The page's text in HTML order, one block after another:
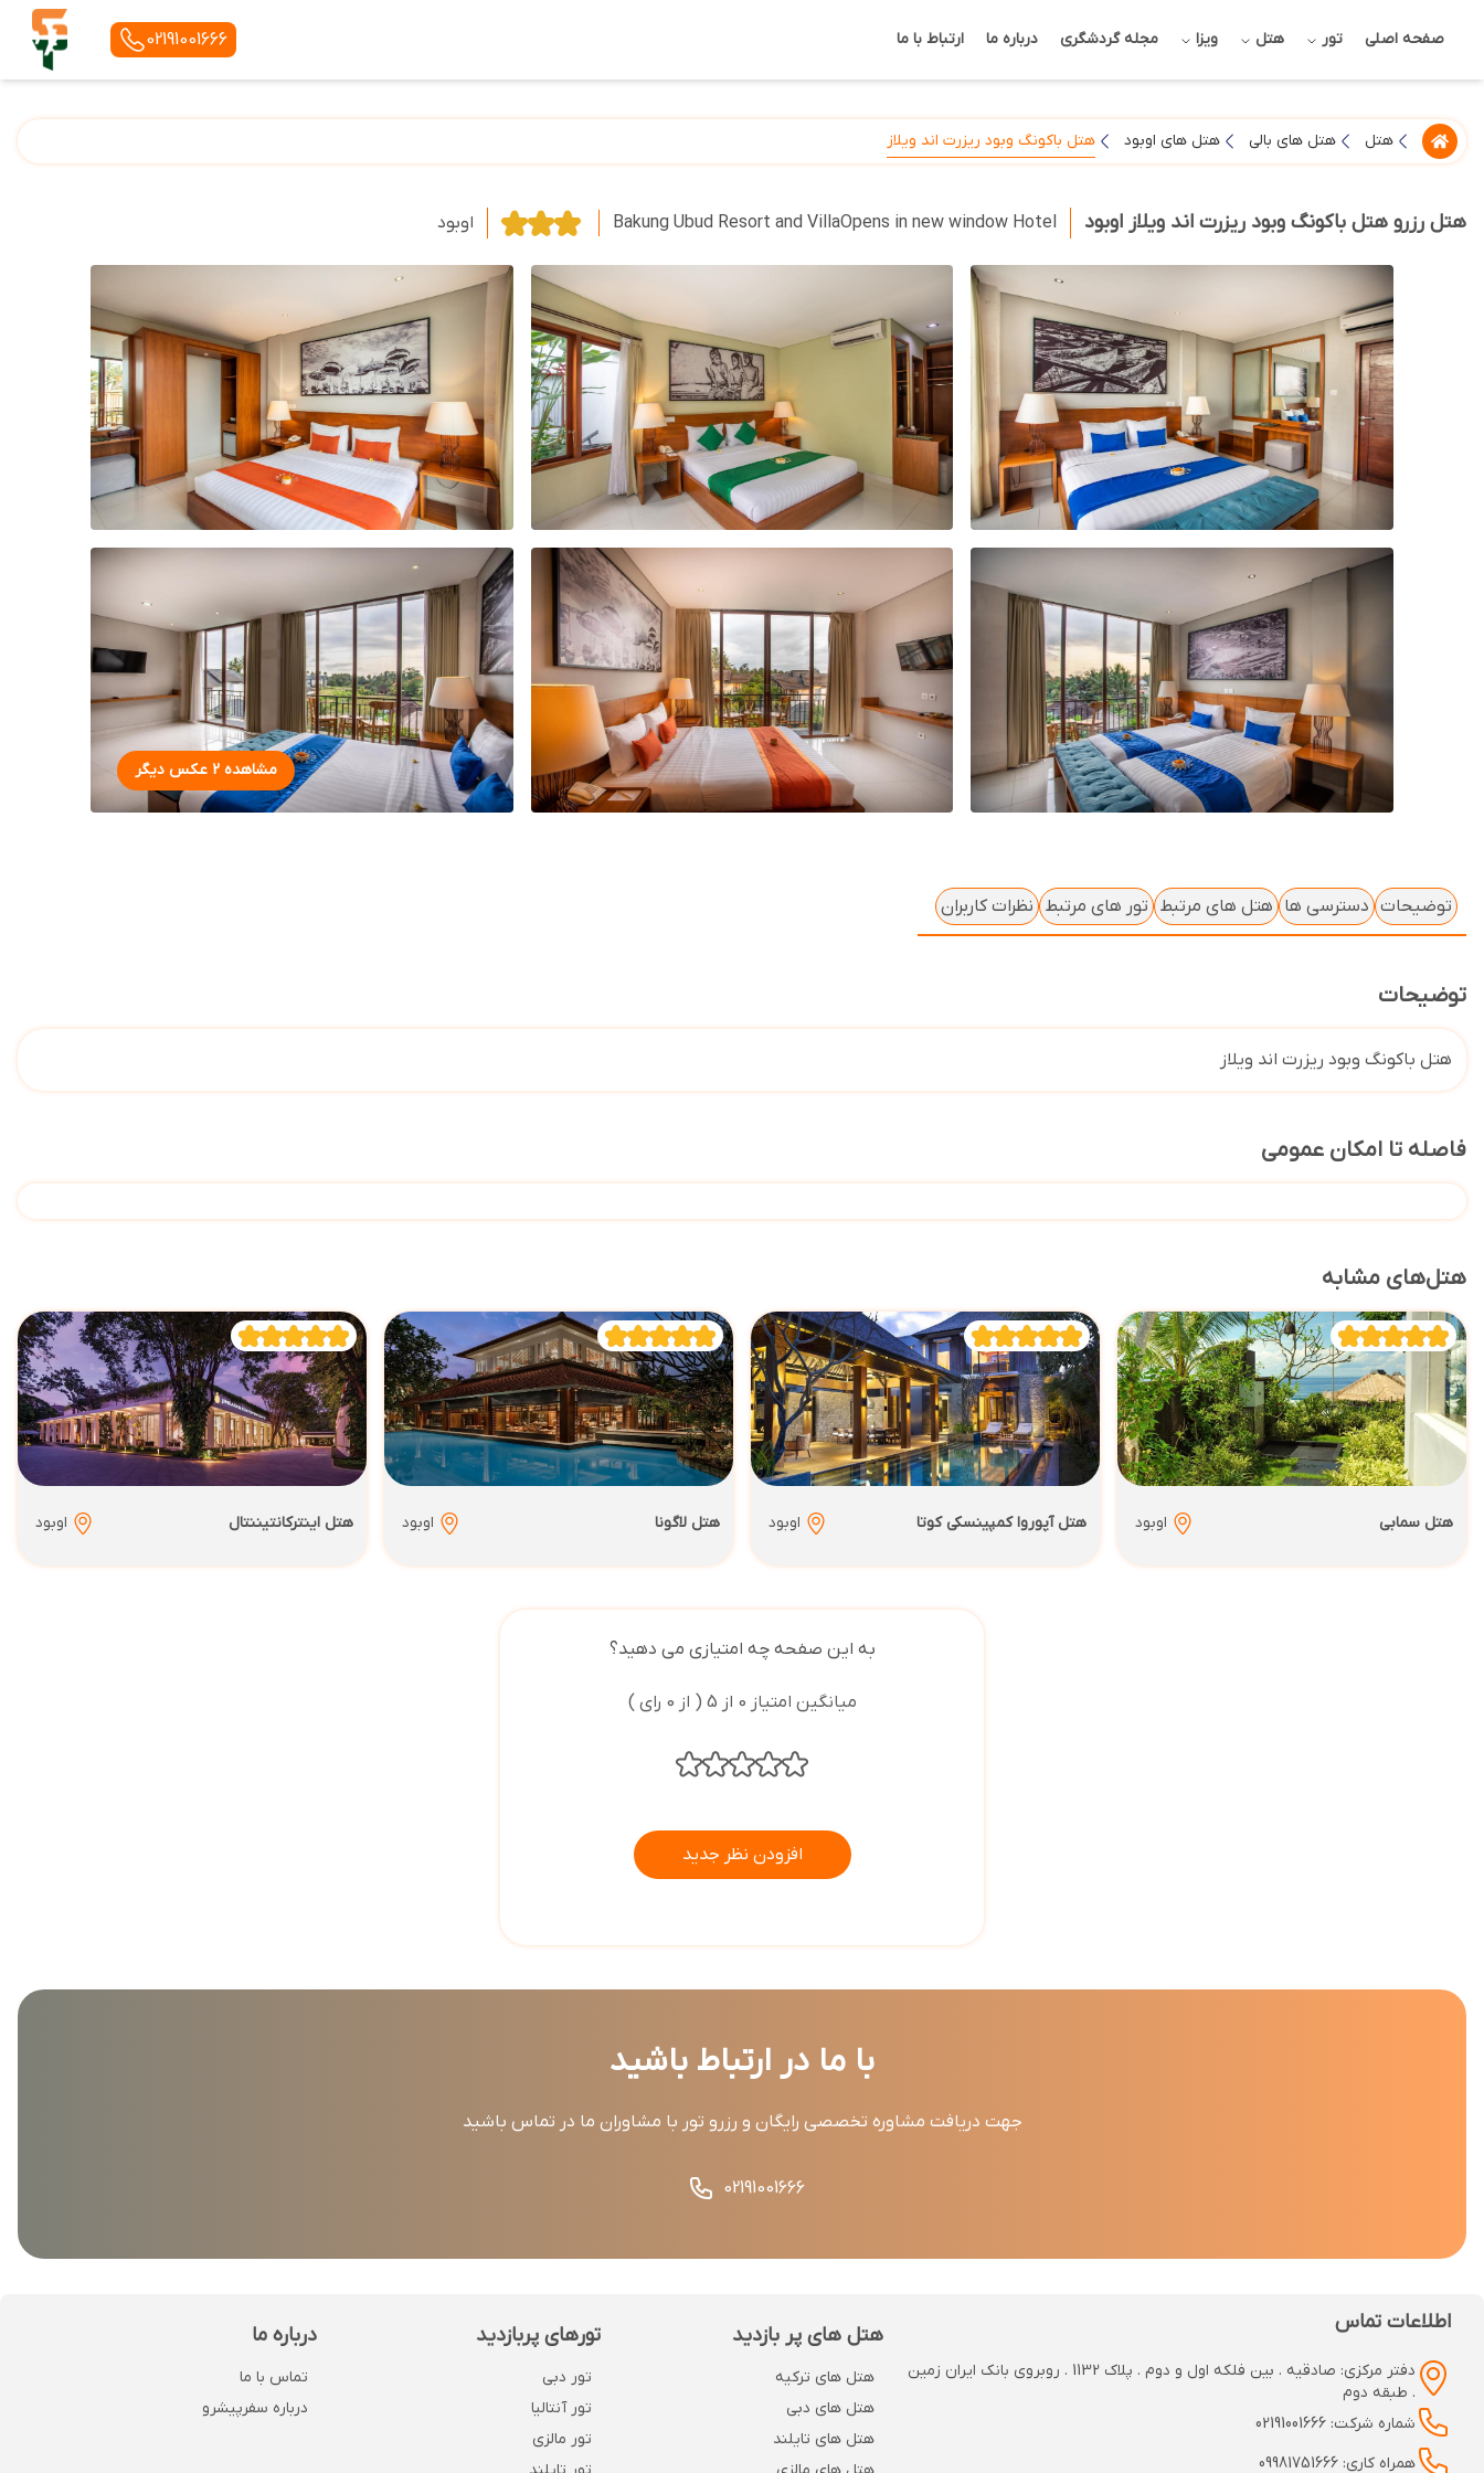
صفحه اصلی تور هتل ویزا مجله گردشگری درباره ما ارتباط با ما 02191001666
هتل هتل های بالی هتل های اوبود هتل باکونگ وبود ریزرت اند ویلاز
هتل رزرو هتل باکونگ وبود ریزرت اند ویلاز اوبود Bakung Ubud Resort and VillaOpens in new window Hotel اوبود
مشاهده 2 عکس دیگر
توضیحات دسترسی ها هتل های مرتبط تور های مرتبط نظرات کاربران
توضیحات
هتل باکونگ وبود ریزرت اند ویلاز
فاصله تا امکان عمومی
هتل‌های مشابه
هتل سمابی اوبود هتل آپوروا کمپینسکی کوتا اوبود هتل لاگونا اوبود هتل اینترکانتیننتال اوبود
به این صفحه چه امتیازی می دهید؟
میانگین امتیاز 0 از 5 ( از 0 رای )
افزودن نظر جدید
با ما در ارتباط باشید
جهت دریافت مشاوره تخصصی رایگان و رزرو تور با مشاوران ما در تماس باشید
02191001666
اطلاعات تماس
دفتر مرکزی: صادقیه . بین فلکه اول و دوم . پلاک 1132 . روبروی بانک ایران زمین
. طبقه دوم
شماره شرکت: 02191001666
همراه کاری: 09981751666
هتل های پر بازدید
هتل های ترکیه
هتل های دبی
هتل های تایلند
تورهای پربازدید
تور دبی
تور آنتالیا
تور مالزی
درباره ما
تماس با ما
درباره سفرپیشرو